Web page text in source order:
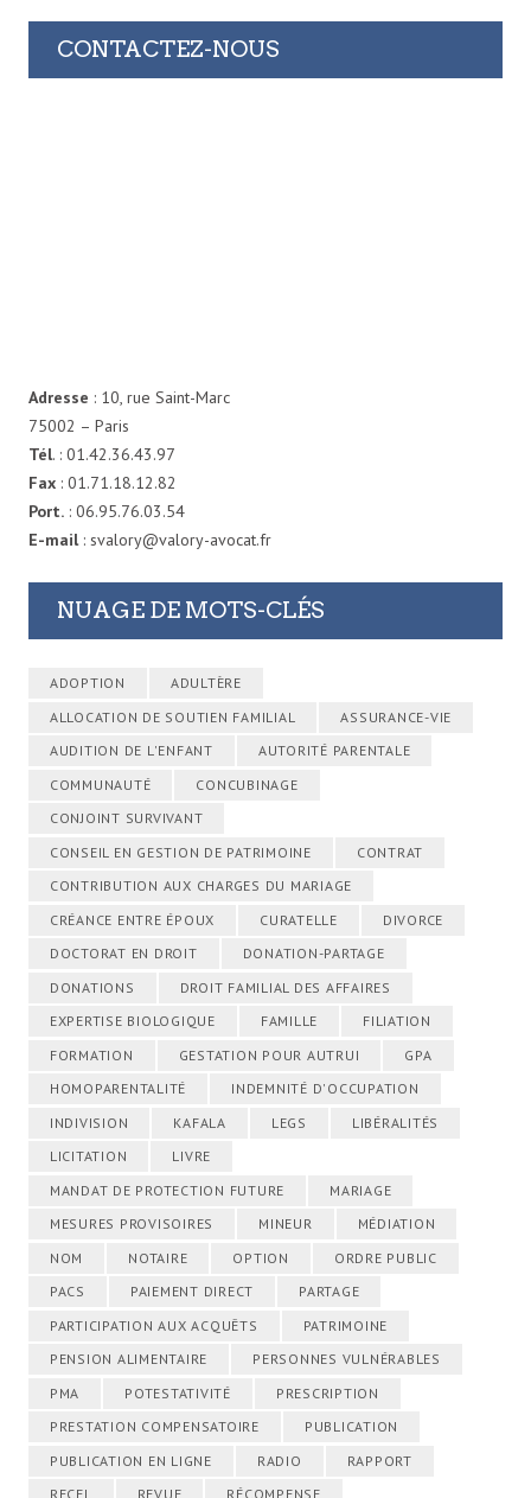
CONTACTEZ-NOUS
Adresse : 10, rue Saint-Marc
75002 – Paris
Tél. : 01.42.36.43.97
Fax : 01.71.18.12.82
Port. : 06.95.76.03.54
E-mail: svalory@valory-avocat.fr
NUAGE DE MOTS-CLÉS
ADOPTION
ADULTÈRE
ALLOCATION DE SOUTIEN FAMILIAL
ASSURANCE-VIE
AUDITION DE L'ENFANT
AUTORITÉ PARENTALE
COMMUNAUTÉ
CONCUBINAGE
CONJOINT SURVIVANT
CONSEIL EN GESTION DE PATRIMOINE
CONTRAT
CONTRIBUTION AUX CHARGES DU MARIAGE
CRÉANCE ENTRE ÉPOUX
CURATELLE
DIVORCE
DOCTORAT EN DROIT
DONATION-PARTAGE
DONATIONS
DROIT FAMILIAL DES AFFAIRES
EXPERTISE BIOLOGIQUE
FAMILLE
FILIATION
FORMATION
GESTATION POUR AUTRUI
GPA
HOMOPARENTALITÉ
INDEMNITÉ D'OCCUPATION
INDIVISION
KAFALA LEGS
LIBÉRALITÉS
LICITATION
LIVRE
MANDAT DE PROTECTION FUTURE
MARIAGE
MESURES PROVISOIRES
MINEUR
MÉDIATION
NOM
NOTAIRE OPTION
ORDRE PUBLIC
PACS
PAIEMENT DIRECT
PARTAGE
PARTICIPATION AUX ACQUÊTS
PATRIMOINE
PENSION ALIMENTAIRE
PERSONNES VULNÉRABLES
PMA
POTESTATIVITÉ
PRESCRIPTION
PRESTATION COMPENSATOIRE
PUBLICATION
PUBLICATION EN LIGNE
RADIO
RAPPORT
RECEL
REVUE RÉCOMPENSE